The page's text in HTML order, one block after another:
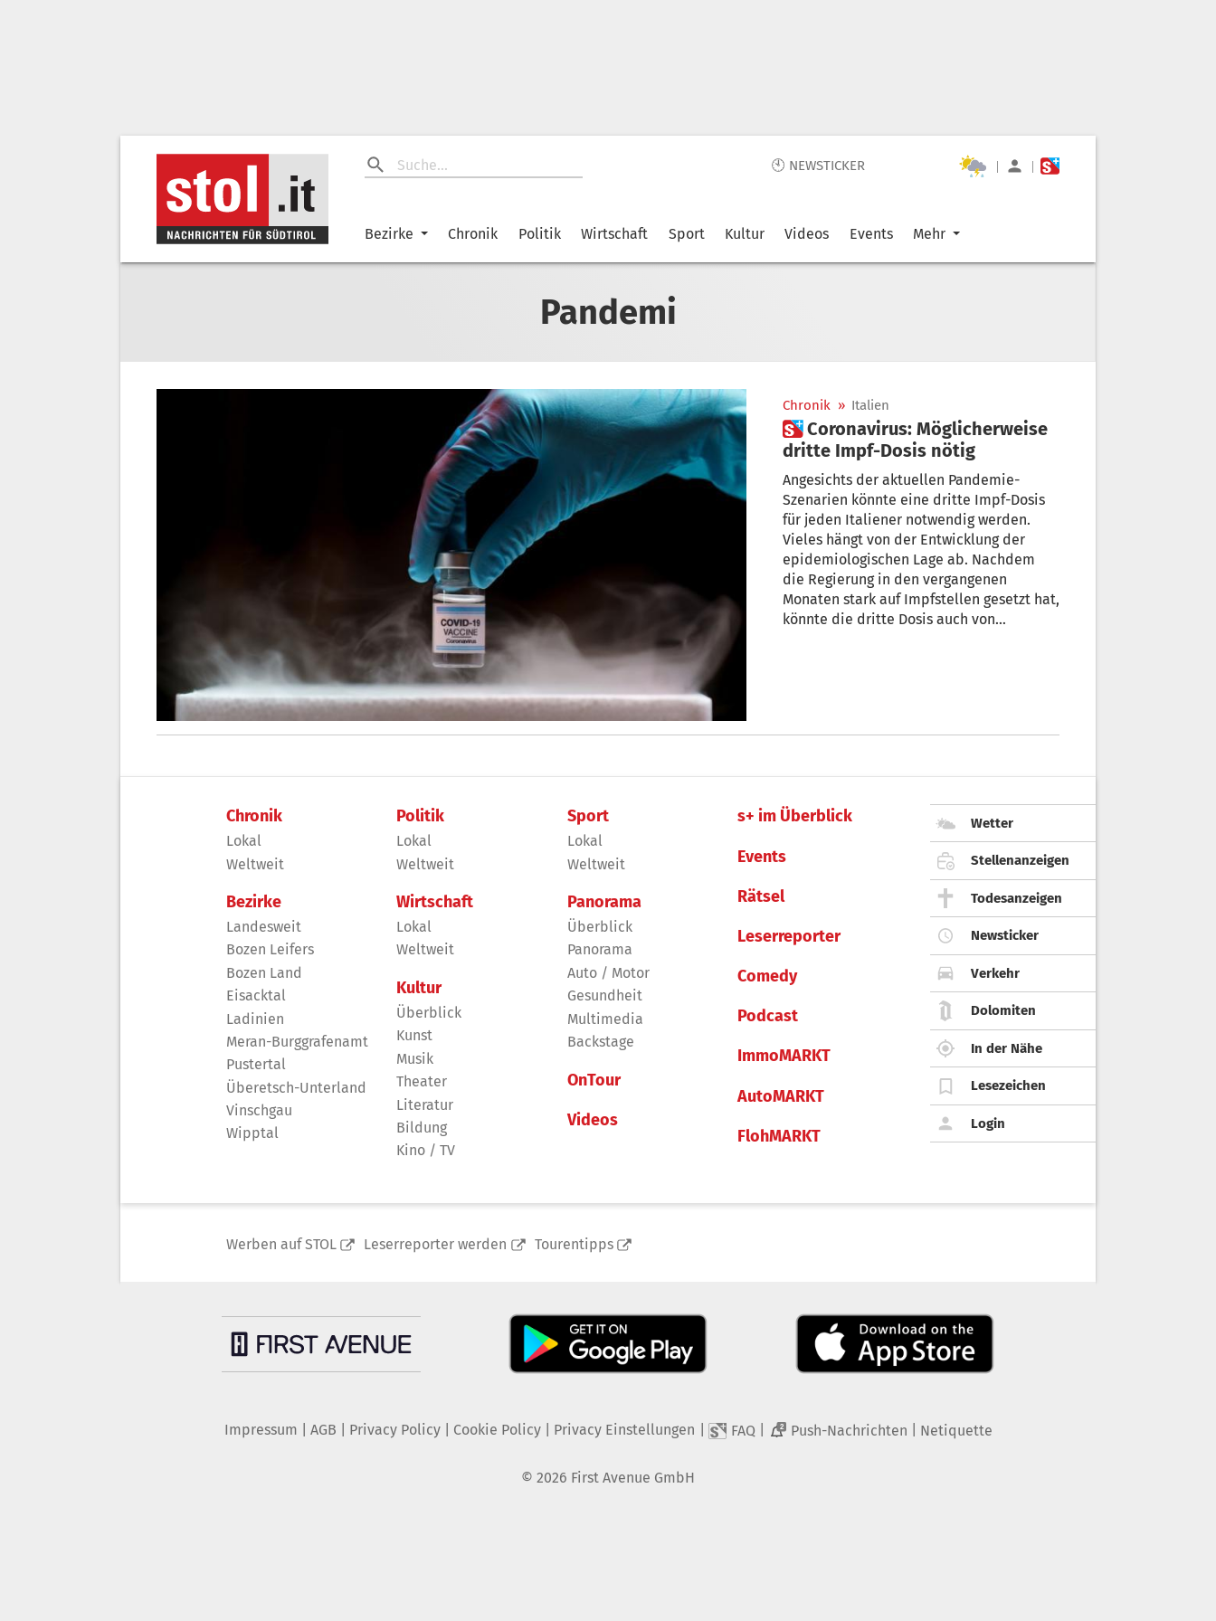
🕙 NEWSTICKER | |
Bezirke Chronik Politik Wirtschaft Sport Kultur Videos Events Mehr
Pandemi
Chronik » Italien
 Coronavirus: Möglicherweise
dritte Impf-Dosis nötig
Angesichts der aktuellen Pandemie-
Szenarien könnte eine dritte Impf-Dosis
für jeden Italiener notwendig werden.
Vieles hängt von der Entwicklung der
epidemiologischen Lage ab. Nachdem
die Regierung in den vergangenen
Monaten stark auf Impfstellen gesetzt hat,
könnte die dritte Dosis auch von
Chronik
Lokal
Weltweit
Bezirke
Landesweit
Bozen Leifers
Bozen Land
Eisacktal
Ladinien
Meran-Burggrafenamt
Pustertal
Überetsch-Unterland
Vinschgau
Wipptal
Politik
Lokal
Weltweit
Wirtschaft
Lokal
Weltweit
Kultur
Überblick
Kunst
Musik
Theater
Literatur
Bildung
Kino / TV
Sport
Lokal
Weltweit
Panorama
Überblick
Panorama
Auto / Motor
Gesundheit
Multimedia
Backstage
OnTour
Videos
s+ im Überblick
Events
Rätsel
Leserreporter
Comedy
Podcast
ImmoMARKT
AutoMARKT
FlohMARKT
Wetter
Stellenanzeigen
Todesanzeigen
Newsticker
Verkehr
Dolomiten
In der Nähe
Lesezeichen
Login
Werben auf STOL Leserreporter werden Tourentipps
Impressum AGB Privacy Policy| Cookie Policy| Privacy Einstellungen FAQ 2 Push-Nachrichten Netiquette
© 2026 First Avenue GmbH